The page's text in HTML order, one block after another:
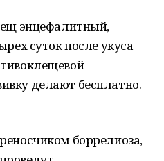
энцефалитный,
суток после укуса
делают бесплатно.
боррелиоза,